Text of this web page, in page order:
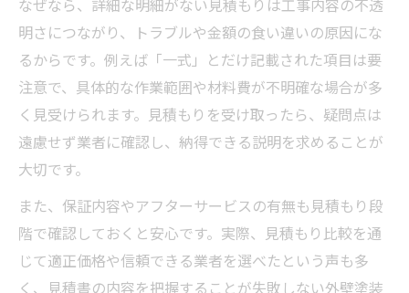
明さにつながり、トラブルや金額の食い違いの原因にな
るからです。例えば「一式」とだけ記載された項目は要
注意で、具体的な作業範囲や材料費が不明確な場合が多
く見受けられます。見積もりを受け取ったら、疑問点は
遠慮せず業者に確認し、納得できる説明を求めることが
大切です。
また、保証内容やアフターサービスの有無も見積もり段
階で確認しておくと安心です。実際、見積もり比較を通
じて適正価格や信頼できる業者を選べたという声も多
く、見積書の内容を把握することが失敗しない外壁塗装